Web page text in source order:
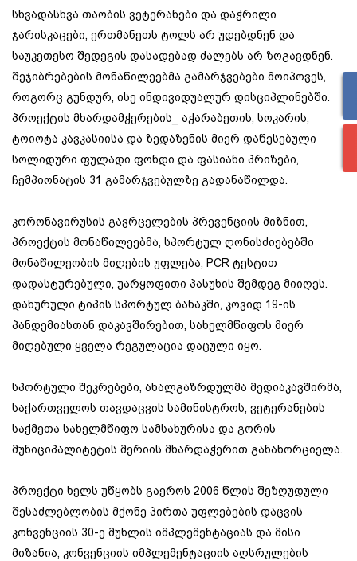
სხვადასხვა თაობის ვეტერანები და დაჭრილი
ჯარისკაცები, ერთმანეთს ტოლს არ უდებდნენ და
საუკეთესო შედეგის დასადებად ძალებს არ ზოგავდნენ.
შეჯიბრებების მონაწილეებმა გამარჯვებები მოიპოვეს,
როგორც გუნდურ, ისე ინდივიდუალურ დისციპლინებში.
პროექტის მხარდამჭერების_ აჭარაბეთის, სოკარის,
ტოიოტა კავკასიისა და ზედაზენის მიერ დაწესებული
სოლიდური ფულადი ფონდი და ფასიანი პრიზები,
ჩემპიონატის 31 გამარჯვებულზე გადანაწილდა.
კორონავირუსის გავრცელების პრევენციის მიზნით,
პროექტის მონაწილეებმა, სპორტულ ღონისძიებებში
მონაწილეობის მიღების უფლება, PCR ტესტით
დადასტურებული, უარყოფითი პასუხის შემდეგ მიიღეს.
დახურული ტიპის სპორტულ ბანაკში, კოვიდ 19-ის
პანდემიასთან დაკავშირებით, სახელმწიფოს მიერ
მიღებული ყველა რეგულაცია დაცული იყო.
სპორტული შეკრებები, ახალგაზრდულმა მედიაკავშირმა,
საქართველოს თავდაცვის სამინისტროს, ვეტერანების
საქმეთა სახელმწიფო სამსახურისა და გორის
მუნიციპალიტეტის მერიის მხარდაჭერით განახორციელა.
პროექტი ხელს უწყობს გაეროს 2006 წლის შეზღუდული
შესაძლებლობის მქონე პირთა უფლებების დაცვის
კონვენციის 30-ე მუხლის იმპლემენტაციას და მისი
მიზანია, კონვენციის იმპლემენტაციის აღსრულების